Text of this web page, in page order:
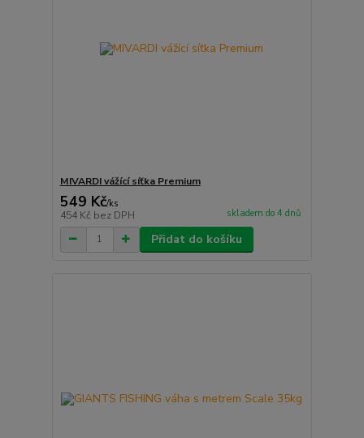
MIVARDI vážící síťka Premium
549 Kč/ks
454 Kč bez DPH skladem do 4 dnů
Přidat do košíku